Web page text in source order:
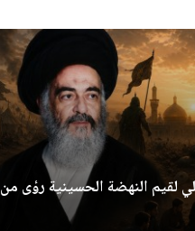
لقيم النهضة الحسينية رؤى من